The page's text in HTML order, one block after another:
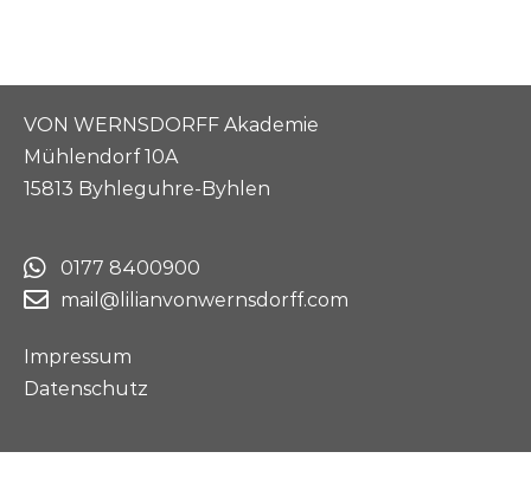
VON WERNSDORFF Akademie
Mühlendorf 10A
15813 Byhleguhre-Byhlen
0177 8400900
mail@lilianvonwernsdorff.com
Impressum
Datenschutz